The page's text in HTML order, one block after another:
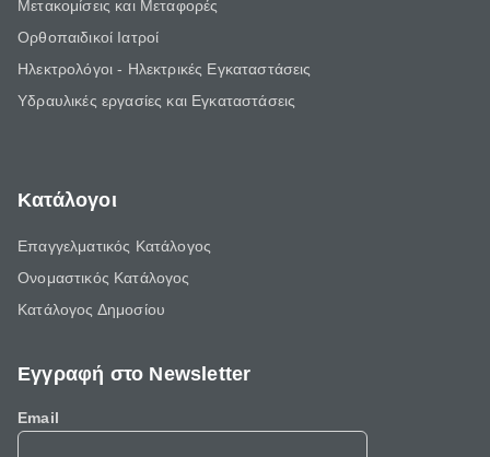
Μετακομίσεις και Μεταφορές
Ορθοπαιδικοί Ιατροί
Ηλεκτρολόγοι - Ηλεκτρικές Εγκαταστάσεις
Υδραυλικές εργασίες και Εγκαταστάσεις
Κατάλογοι
Επαγγελματικός Κατάλογος
Ονομαστικός Κατάλογος
Κατάλογος Δημοσίου
Εγγραφή στο Newsletter
Email